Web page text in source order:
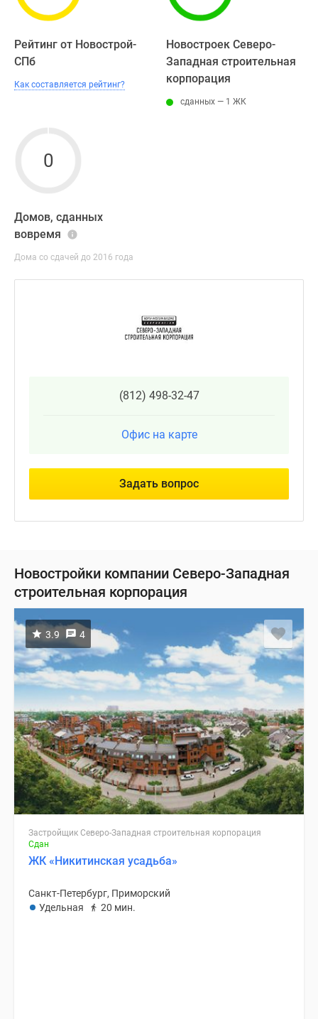
Рейтинг от Новострой-
СПб
Как составляется рейтинг?
Новостроек Северо-
Западная строительная
корпорация
сданных — 1 ЖК
0
Домов, сданных
вовремя
Дома со сдачей до 2016 года
(812) 498-32-47
Офис на карте
Задать вопрос
Новостройки компании Северо-Западная
строительная корпорация
3.9 4
Застройщик Северо-Западная строительная корпорация
Сдан
ЖК «Никитинская усадьба»
Санкт-Петербург, Приморский
Удельная
20 мин.